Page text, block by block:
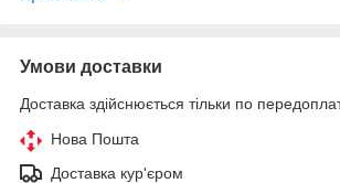
Умови доставки
Доставка здійснюється тільки по
Нова Пошта
Доставка кур'єром